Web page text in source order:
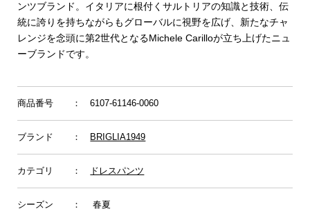
ンツブランド。イタリアに根付くサルトリアの知識と技術、伝
統に誇りを持ちながらもグローバルに視野を広げ、新たなチャ
レンジを念頭に第2世代となるMichele Carilloが立ち上げたニュ
ーブランドです。
商品番号 ： 6107-61146-0060
ブランド ： BRIGLIA1949
カテゴリ ： ドレスパンツ
シーズン ： 春夏